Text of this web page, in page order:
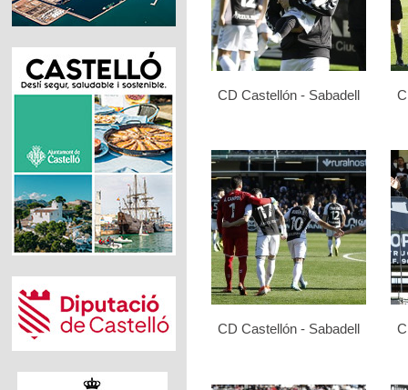
CD Castellón - Sabadell
CD Castellón - Sabadell